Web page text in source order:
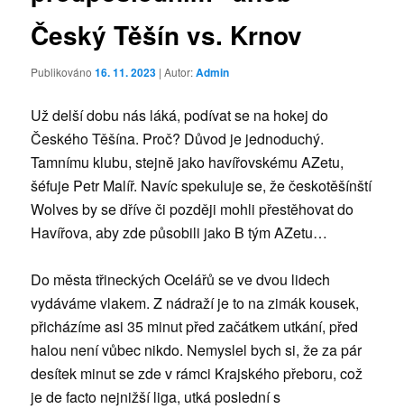
Český Těšín vs. Krnov
Publikováno16. 11. 2023 | Autor:Admin
Už delší dobu nás láká, podívat se na hokej do
Českého Těšína. Proč? Důvod je jednoduchý.
Tamnímu klubu, stejně jako havířovskému AZetu,
šéfuje Petr Malíř. Navíc spekuluje se, že českotěšínští
Wolves by se dříve či později mohli přestěhovat do
Havířova, aby zde působili jako B tým AZetu…
Do města třineckých Ocelářů se ve dvou lidech
vydáváme vlakem. Z nádraží je to na zimák kousek,
přicházíme asi 35 minut před začátkem utkání, před
halou není vůbec nikdo. Nemyslel bych si, že za pár
desítek minut se zde v rámci Krajského přeboru, což
je de facto nejnižší liga, utká poslední s